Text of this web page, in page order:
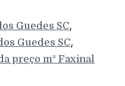
Guedes SC,
Guedes SC,
preço m² Faxinal